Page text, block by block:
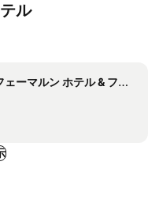
ル
マルン ホテル & フェーリエン-セントラム